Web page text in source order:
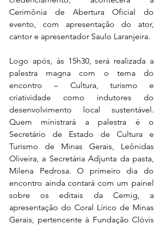
Cerimônia de Abertura Oficial do
evento, com apresentação do ator,
cantor e apresentador Saulo Laranjeira.
Logo após, às 15h30, será realizada a
palestra magna com o tema do
encontro – Cultura, turismo e
criatividade como indutores do
desenvolvimento local sustentável.
Quem ministrará a palestra é o
Secretário de Estado de Cultura e
Turismo de Minas Gerais, Leônidas
Oliveira, a Secretária Adjunta da pasta,
Milena Pedrosa. O primeiro dia do
encontro ainda contará com um painel
sobre os editais da Cemig, a
apresentação do Coral Lírico de Minas
Gerais, pertencente à Fundação Clóvis